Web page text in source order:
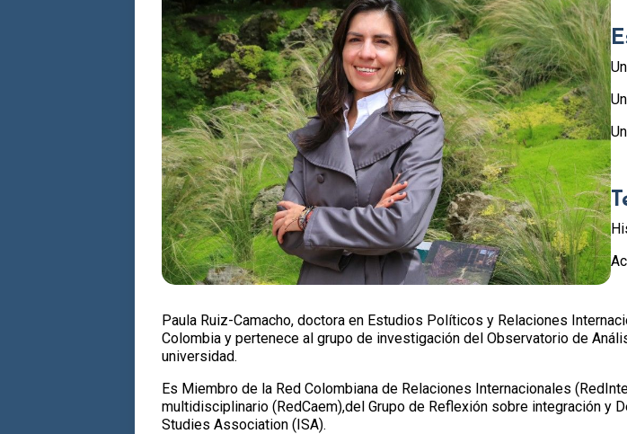
Paula Ruiz-Camacho, doctora en Estudios Políticos y Relaciones
Colombia y pertenece al grupo de investigación del Observatorio de
universidad.
Es Miembro de la Red Colombiana de Relaciones Internacionales
multidisciplinario (RedCaem),del Grupo de Reflexión sobre integración y
Studies Association (ISA).